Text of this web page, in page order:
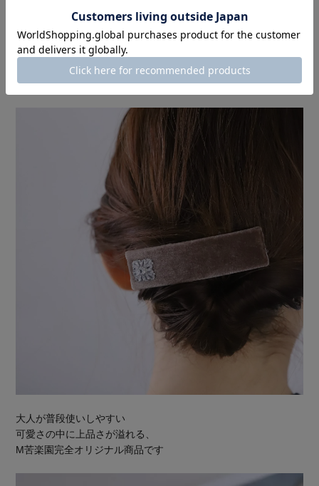
大人が普段使いしやすい
可愛さの中に上品さが溢れる、
M苦楽園完全オリジナル商品です